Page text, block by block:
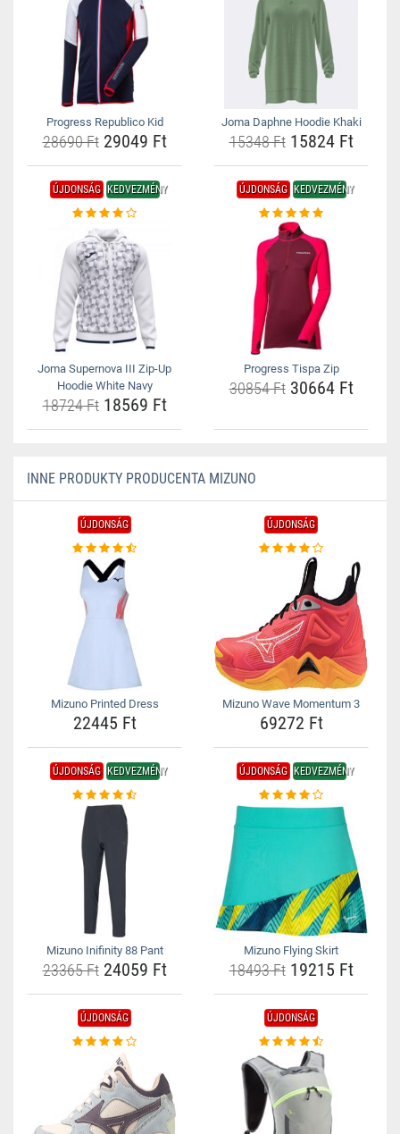
Progress Republico Kid
28690 Ft29049 Ft
Joma Daphne Hoodie Khaki
15348 Ft15824 Ft
ÚJDONSÁG KEDVEZMÉNY
Joma Supernova III Zip-Up
Hoodie White Navy
18724 Ft18569 Ft
ÚJDONSÁG KEDVEZMÉNY
Progress Tispa Zip
30854 Ft30664 Ft
INNE PRODUKTY PRODUCENTA MIZUNO
ÚJDONSÁG
Mizuno Printed Dress
22445 Ft
ÚJDONSÁG
Mizuno Wave Momentum 3
69272 Ft
ÚJDONSÁG KEDVEZMÉNY
Mizuno Inifinity 88 Pant
23365 Ft24059 Ft
ÚJDONSÁG KEDVEZMÉNY
Mizuno Flying Skirt
18493 Ft19215 Ft
ÚJDONSÁG ÚJDONSÁG